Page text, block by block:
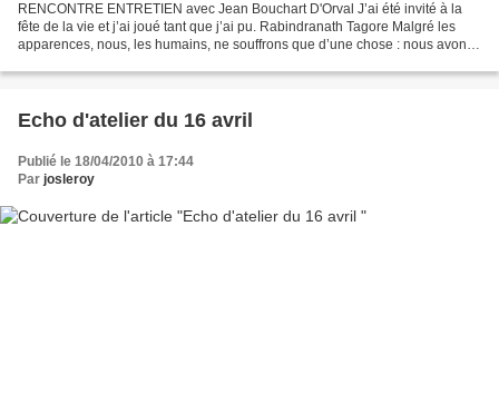
RENCONTRE ENTRETIEN avec Jean Bouchart D'Orval J’ai été invité à la
fête de la vie et j’ai joué tant que j’ai pu. Rabindranath Tagore Malgré les
apparences, nous, les humains, ne souffrons que d’une chose : nous avons
Echo d'atelier du 16 avril
Publié le 18/04/2010 à 17:44
Par josleroy